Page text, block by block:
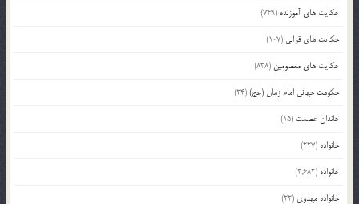
حکایت های آموزنده (749)
حکایت های قرآنی (107)
حکایت های معصومین (838)
حکومت جهانی امام زمان (عج)(24)
خاندان عصمت (15)
خانواده (227)
خانواده (2,682)
خانواده مهدوی (22)